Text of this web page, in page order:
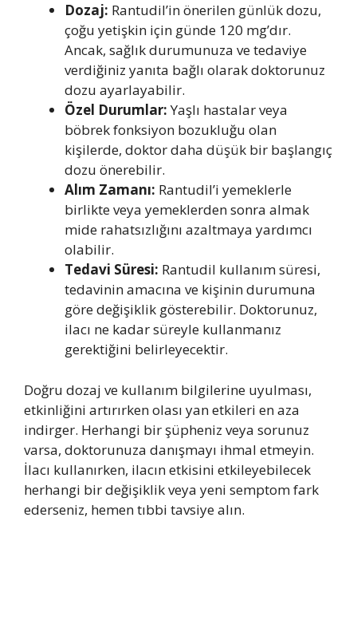
Dozaj: Rantudil’in önerilen günlük dozu,
çoğu yetişkin için günde 120 mg’dır.
Ancak, sağlık durumunuza ve tedaviye
verdiğiniz yanıta bağlı olarak doktorunuz
dozu ayarlayabilir.
Özel Durumlar:Yaşlı hastalar veya
böbrek fonksiyon bozukluğu olan
kişilerde, doktor daha düşük bir başlangıç
dozu önerebilir.
Alım Zamanı: Rantudil’i yemeklerle
birlikte veya yemeklerden sonra almak
mide rahatsızlığını azaltmaya yardımcı
olabilir.
Tedavi Süresi: Rantudil kullanım süresi,
tedavinin amacına ve kişinin durumuna
göre değişiklik gösterebilir. Doktorunuz,
ilacı ne kadar süreyle kullanmanız
gerektiğini belirleyecektir.
Doğru dozaj ve kullanım bilgilerine uyulması,
etkinliğini artırırken olası yan etkileri en aza
indirger. Herhangi bir şüpheniz veya sorunuz
varsa, doktorunuza danışmayı ihmal etmeyin.
İlacı kullanırken, ilacın etkisini etkileyebilecek
herhangi bir değişiklik veya yeni semptom fark
ederseniz, hemen tıbbi tavsiye alın.